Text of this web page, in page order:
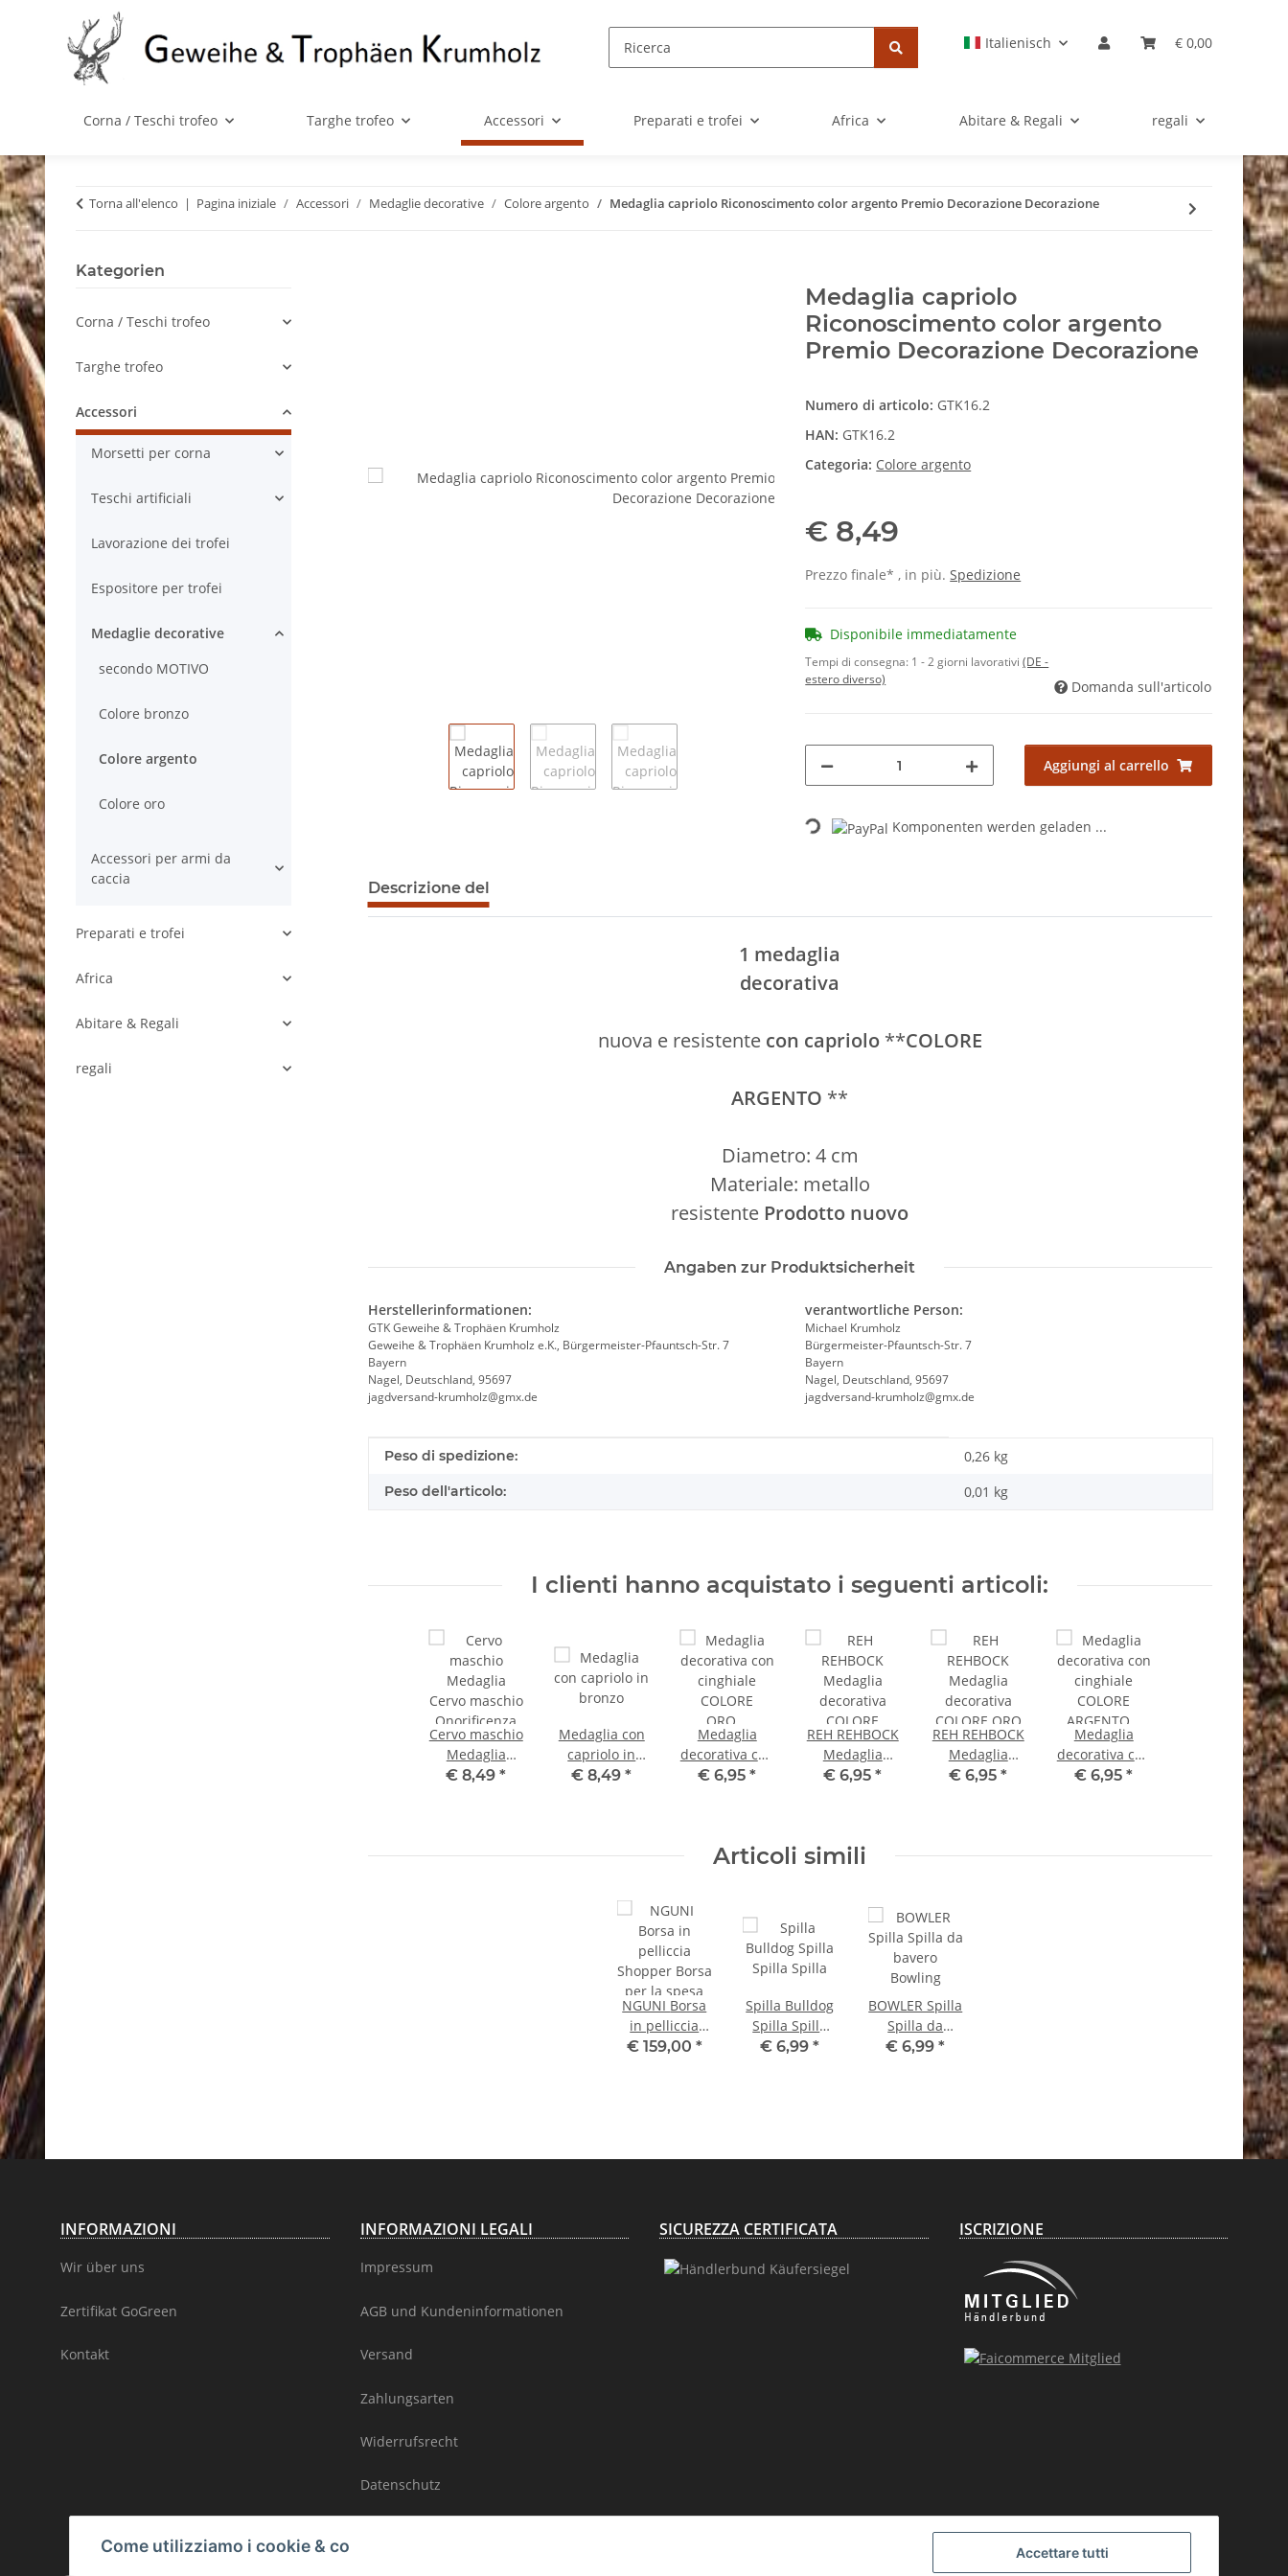
Accettare tutti
Come utilizziamo i cookie & co
Italienisch € 0,00
Corna / Teschi trofeo Targhe trofeo Accessori Preparati e trofei Africa Abitare & Regali regali
Torna all'elenco Pagina iniziale Accessori Medaglie decorative Colore argento Medaglia capriolo Riconoscimento color argento Premio Decorazione Decorazione
Medaglia capriolo
Riconoscimento color argento
Premio Decorazione Decorazione
Numero di articolo: GTK16.2
HAN: GTK16.2
Categoria: Colore argento
€ 8,49
Prezzo finale* , in più.Spedizione
Disponibile immediatamente
Tempi di consegna: 1 - 2 giorni lavorativi(DE -
estero diverso)
Domanda sull'articolo
Aggiungi al carrello
Loading... Komponenten werden geladen ...
Descrizione del
1 medaglia
decorativa
nuova e resistente con capriolo**COLORE
ARGENTO **
Diametro: 4 cm
Materiale: metallo
resistente Prodotto nuovo
Angaben zur Produktsicherheit
Herstellerinformationen:
GTK Geweihe & Trophäen Krumholz
Geweihe & Trophäen Krumholz e.K., Bürgermeister-Pfauntsch-Str. 7
Bayern
Nagel, Deutschland, 95697
jagdversand-krumholz@gmx.de
verantwortliche Person:
Michael Krumholz
Bürgermeister-Pfauntsch-Str. 7
Bayern
Nagel, Deutschland, 95697
jagdversand-krumholz@gmx.de
Caratteristica prodotto
Valore
Peso di spedizione: 0,26 kg
Peso dell'articolo: 0,01 kg
I clienti hanno acquistato i seguenti articoli:
Cervo maschio
Medaglia
Cervo maschio
€ 8,49*
Medaglia con
capriolo in
bronzo
€ 8,49*
Medaglia
decorativa con
cinghiale
€ 6,95*
REH REHBOCK
Medaglia
decorativa
Premio
€ 6,95*
REH REHBOCK
Medaglia
decorativa
€ 6,95*
Medaglia
decorativa con
cinghiale
Premio
€ 6,95*
Articoli simili
NGUNI Borsa
in pelliccia
Shopper Borsa
€ 159,00 *
Spilla Bulldog
Spilla Spilla
Spilla
€ 6,99*
BOWLER Spilla
Spilla da
bavero
€ 6,99*
Kategorien
Corna / Teschi trofeo
Targhe trofeo
Accessori
Morsetti per corna
Teschi artificiali
Lavorazione dei trofei
Espositore per trofei
Medaglie decorative
secondo MOTIVO
Colore bronzo
Colore argento
Colore oro
Accessori per armi da
caccia
Preparati e trofei
Africa
Abitare & Regali
regali
INFORMAZIONI
Wir über uns
Zertifikat GoGreen
Kontakt
INFORMAZIONI LEGALI
Impressum
AGB und Kundeninformationen
Versand
Zahlungsarten
Widerrufsrecht
Datenschutz
SICUREZZA CERTIFICATA ISCRIZIONE